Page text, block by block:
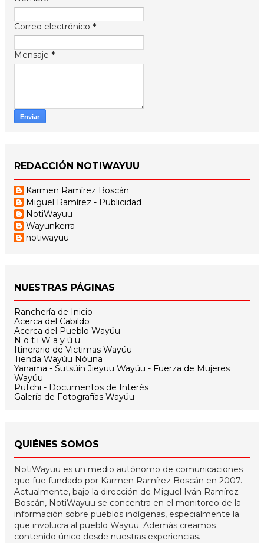
Correo electrónico *
Mensaje *
REDACCIÓN NOTIWAYUU
Karmen Ramírez Boscán
Miguel Ramírez - Publicidad
NotiWayuu
Wayunkerra
notiwayuu
NUESTRAS PÁGINAS
Ranchería de Inicio
Acerca del Cabildo
Acerca del Pueblo Wayúu
N o t i W a y ú u
Itinerario de Victimas Wayúu
Tienda Wayúu Nóüna
Yanama - Sutsüin Jieyuu Wayúu - Fuerza de Mujeres
Wayúu
Pütchi - Documentos de Interés
Galería de Fotografías Wayúu
QUIÉNES SOMOS
NotiWayuu es un medio autónomo de comunicaciones
que fue fundado por Karmen Ramírez Boscán en 2007.
Actualmente, bajo la dirección de Miguel Iván Ramírez
Boscán, NotiWayuu se concentra en el monitoreo de la
información sobre pueblos indígenas, especialmente la
que involucra al pueblo Wayuu. Además creamos
contenido único desde nuestras experiencias.